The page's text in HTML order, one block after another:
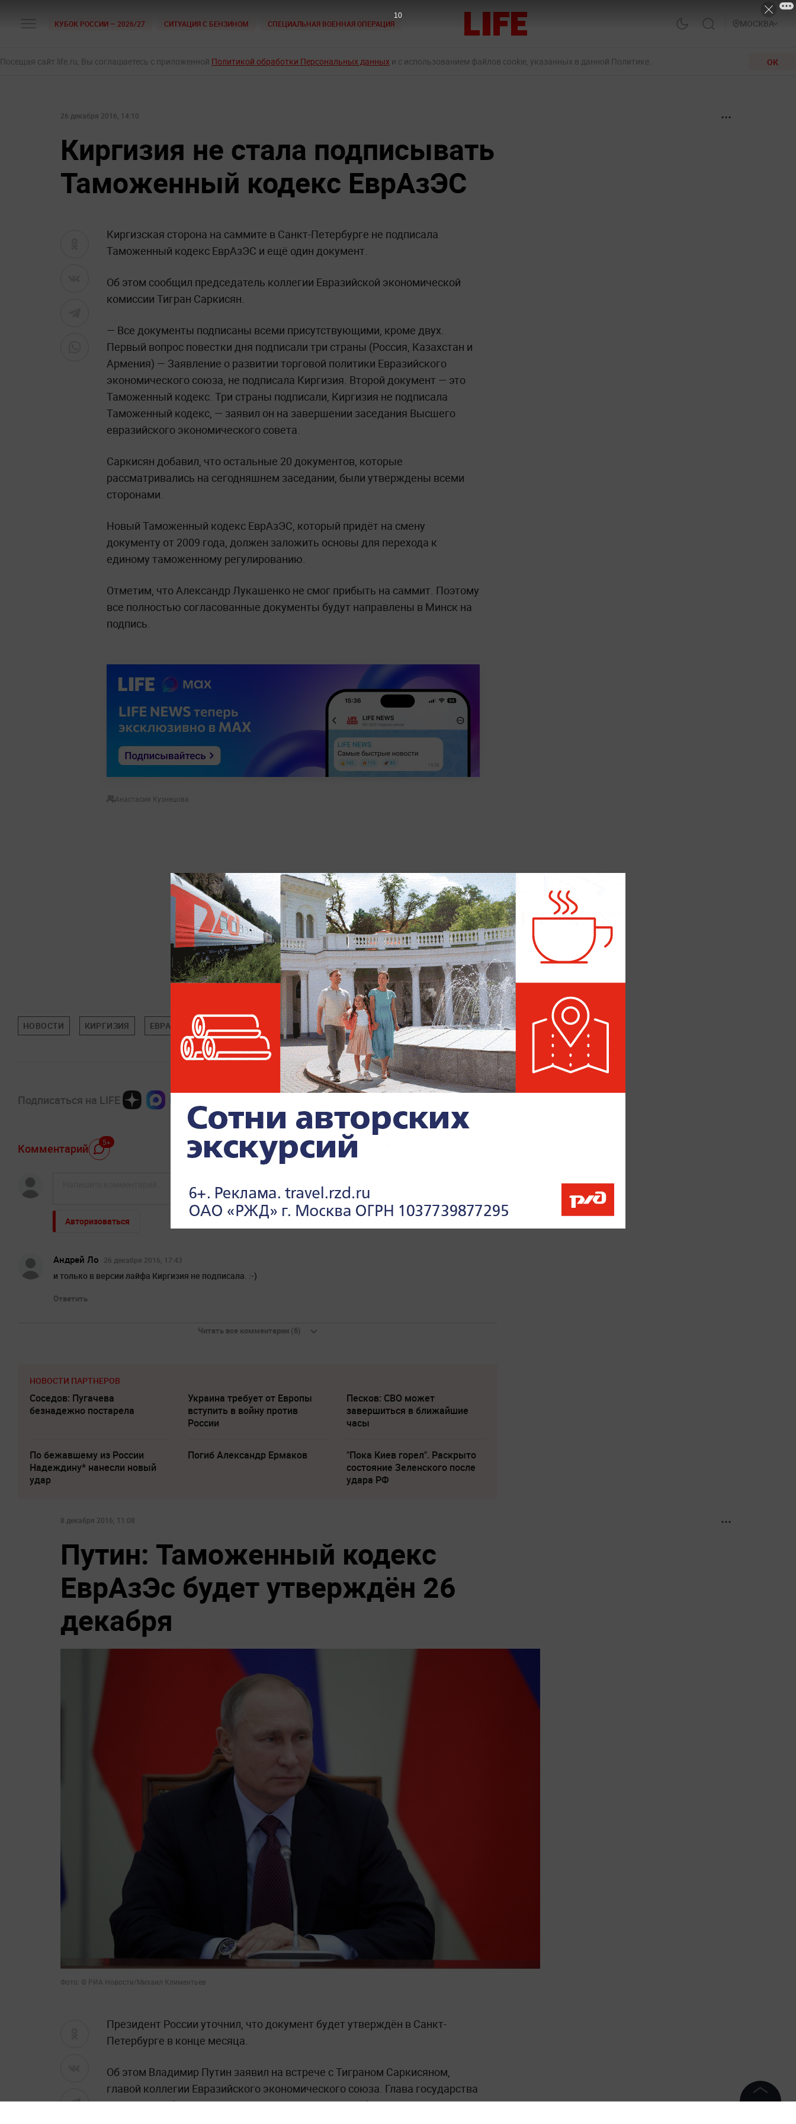
КУБОК РОССИИ — 2026/27 СИТУАЦИЯ С БЕНЗИНОМ СПЕЦИАЛЬНАЯ ВОЕННАЯ ОПЕРАЦИЯ МОСКВА
Посещая сайт life.ru, Вы соглашаетесь с приложенной Политикой обработки Персональных данных и с использованием файлов cookie, указанных в данной Политике. ОК
26 декабря 2016, 14:10
Киргизия не стала подписывать
Таможенный кодекс ЕврАзЭС
Киргизская сторона на саммите в Санкт-Петербурге не подписала
Таможенный кодекс ЕврАзЭС и ещё один документ.
Об этом сообщил председатель коллегии Евразийской экономической
комиссии Тигран Саркисян.
— Все документы подписаны всеми присутствующими, кроме двух.
Первый вопрос повестки дня подписали три страны (Россия, Казахстан и
Армения) — Заявление о развитии торговой политики Евразийского
экономического союза, не подписала Киргизия. Второй документ — это
Таможенный кодекс. Три страны подписали, Киргизия не подписала
Таможенный кодекс, — заявил он на завершении заседания Высшего
евразийского экономического совета.
Саркисян добавил, что остальные 20 документов, которые
рассматривались на сегодняшнем заседании, были утверждены всеми
сторонами.
Новый Таможенный кодекс ЕврАзЭС, который придёт на смену
документу от 2009 года, должен заложить основы для перехода к
единому таможенному регулированию.
Отметим, что Александр Лукашенко не смог прибыть на саммит. Поэтому
все полностью согласованные документы будут направлены в Минск на
подпись.
Анастасия Кузнецова
НОВОСТИ КИРГИЗИЯ ЕВРАЗЭС
Подписаться на LIFE
Комментарий 5+
Авторизоваться
Андрей Ло 26 декабря 2016, 17:43
и только в версии лайфа Киргизия не подписала. :-)
Ответить
Читать все комментарии (6)
НОВОСТИ ПАРТНЕРОВ
Соседов: Пугачева
безнадежно постарела
Украина требует от Европы
вступить в войну против
России
Песков: СВО может
завершиться в ближайшие
часы
По бежавшему из России
Надеждину* нанесли новый
удар
Погиб Александр Ермаков
"Пока Киев горел". Раскрыто
состояние Зеленского после
удара РФ
8 декабря 2016, 11:08
Путин: Таможенный кодекс
ЕврАзЭс будет утверждён 26
декабря
Фото: © РИА Новости/Михаил Климентьев
Президент России уточнил, что документ будет утверждён в Санкт-
Петербурге в конце месяца.
Об этом Владимир Путин заявил на встрече с Тиграном Саркисяном,
главой коллегии Евразийского экономического союза. Глава государства
напомнил собеседнику, что они встретятся 26 декабря в Северной
9